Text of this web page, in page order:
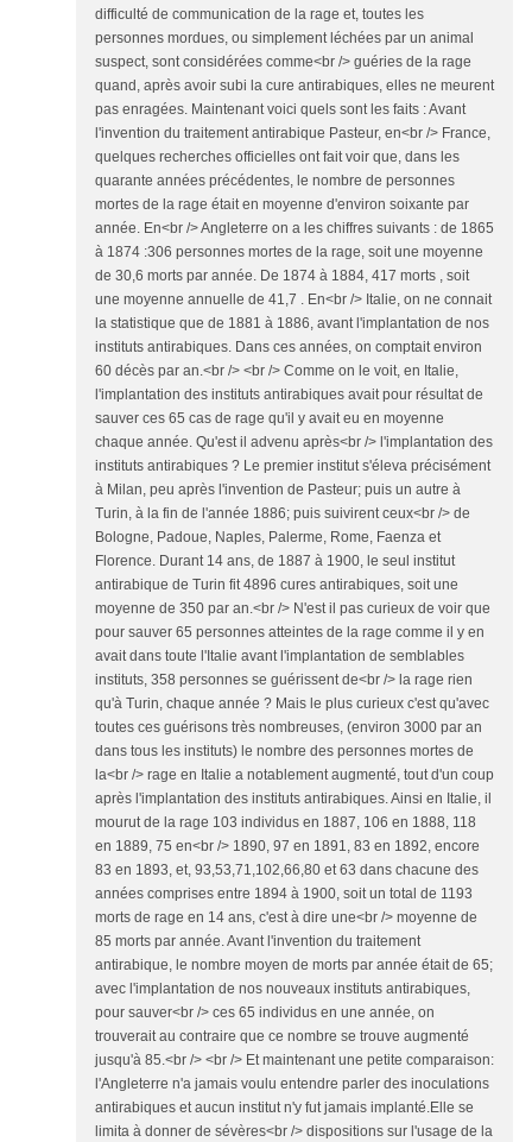
difficulté de communication de la rage et, toutes les
personnes mordues, ou simplement léchées par un animal
suspect, sont considérées comme<br /> guéries de la rage
quand, après avoir subi la cure antirabiques, elles ne meurent
pas enragées. Maintenant voici quels sont les faits : Avant
l'invention du traitement antirabique Pasteur, en<br /> France,
quelques recherches officielles ont fait voir que, dans les
quarante années précédentes, le nombre de personnes
mortes de la rage était en moyenne d'environ soixante par
année. En<br /> Angleterre on a les chiffres suivants : de 1865
à 1874 :306 personnes mortes de la rage, soit une moyenne
de 30,6 morts par année. De 1874 à 1884, 417 morts , soit
une moyenne annuelle de 41,7 . En<br /> Italie, on ne connait
la statistique que de 1881 à 1886, avant l'implantation de nos
instituts antirabiques. Dans ces années, on comptait environ
60 décès par an.<br /> <br /> Comme on le voit, en Italie,
l'implantation des instituts antirabiques avait pour résultat de
sauver ces 65 cas de rage qu'il y avait eu en moyenne
chaque année. Qu'est il advenu après<br /> l'implantation des
instituts antirabiques ? Le premier institut s'éleva précisément
à Milan, peu après l'invention de Pasteur; puis un autre à
Turin, à la fin de l'année 1886; puis suivirent ceux<br /> de
Bologne, Padoue, Naples, Palerme, Rome, Faenza et
Florence. Durant 14 ans, de 1887 à 1900, le seul institut
antirabique de Turin fit 4896 cures antirabiques, soit une
moyenne de 350 par an.<br /> N'est il pas curieux de voir que
pour sauver 65 personnes atteintes de la rage comme il y en
avait dans toute l'Italie avant l'implantation de semblables
instituts, 358 personnes se guérissent de<br /> la rage rien
qu'à Turin, chaque année ? Mais le plus curieux c'est qu'avec
toutes ces guérisons très nombreuses, (environ 3000 par an
dans tous les instituts) le nombre des personnes mortes de
la<br /> rage en Italie a notablement augmenté, tout d'un coup
après l'implantation des instituts antirabiques. Ainsi en Italie, il
mourut de la rage 103 individus en 1887, 106 en 1888, 118
en 1889, 75 en<br /> 1890, 97 en 1891, 83 en 1892, encore
83 en 1893, et, 93,53,71,102,66,80 et 63 dans chacune des
années comprises entre 1894 à 1900, soit un total de 1193
morts de rage en 14 ans, c'est à dire une<br /> moyenne de
85 morts par année. Avant l'invention du traitement
antirabique, le nombre moyen de morts par année était de 65;
avec l'implantation de nos nouveaux instituts antirabiques,
pour sauver<br /> ces 65 individus en une année, on
trouverait au contraire que ce nombre se trouve augmenté
jusqu'à 85.<br /> <br /> Et maintenant une petite comparaison:
l'Angleterre n'a jamais voulu entendre parler des inoculations
antirabiques et aucun institut n'y fut jamais implanté.Elle se
limita à donner de sévères<br /> dispositions sur l'usage de la